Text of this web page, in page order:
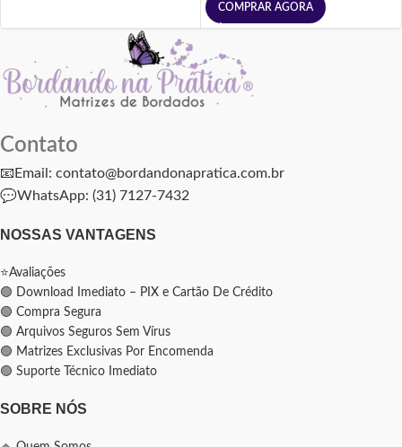
COMPRAR AGORA
Contato
📧Email: contato@bordandonapratica.com.br
💬WhatsApp: (31) 7127-7432
NOSSAS VANTAGENS
⭐Avaliações
🟢 Download Imediato – PIX e Cartão De Crédito
🟢 Compra Segura
🟢 Arquivos Seguros Sem Vírus
🟢 Matrizes Exclusivas Por Encomenda
🟢 Suporte Técnico Imediato
SOBRE NÓS